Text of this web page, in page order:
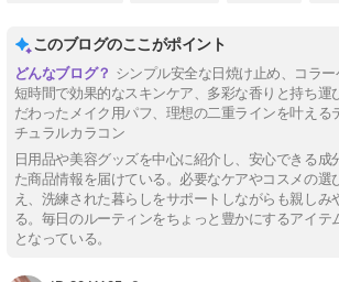
このブログのここがポイント
シンプル安全な日焼け止め、コラー
短時間で効果的なスキンケア、多彩な香りと持ち運
だわったメイク用パフ、理想の二重ラインを叶える
チュラルカラコン
日用品や美容グッズを中心に紹介し、安心できる成
た商品情報を届けている。必要なケアやコスメの選
え、洗練された暮らしをサポートしながらも親しみ
る。毎日のルーティンをちょっと豊かにするアイテ
となっている。